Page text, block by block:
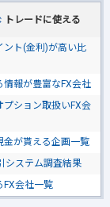
トレードに使える
ント(金利)が高い比
情報が豊富なFX会社
プション取扱いFX会
金が貰える企画一覧
システム調査結果
FX会社一覧